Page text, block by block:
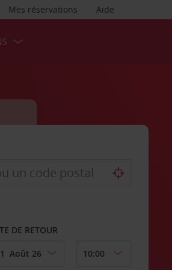
Aide
Mes réservations
DE RETOUR